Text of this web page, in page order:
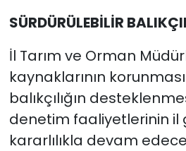
SÜRDÜRÜLEBİLİR
İl Tarım ve Orman
kaynaklarının
balıkçılığın
denetim faaliyetlerinin il
kararlılıkla devam